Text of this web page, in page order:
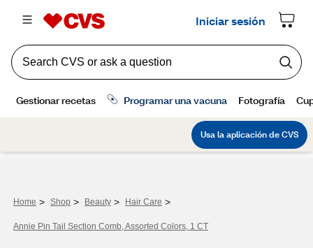
Home > Shop > Beauty > Hair Care >
Annie Pin Tail Section Comb, Assorted Colors, 1 CT